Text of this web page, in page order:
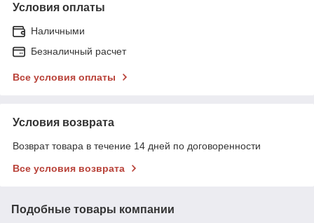
Условия оплаты
Наличными
Безналичный расчет
Все условия оплаты
Условия возврата
Возврат товара в течение 14 дней по договоренности
Все условия возврата
Подобные товары компании